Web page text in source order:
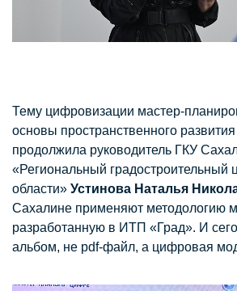
Тему цифровизации мастер-
основы пространственного
продолжила руководитель ГКУ
«Региональный градостроительный
области» Устинова Наталья
Сахалине применяют методологию
разработанную в ИТП «Град». И
альбом, не pdf-файл, а цифровая